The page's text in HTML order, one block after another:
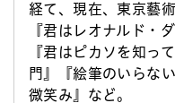
経て、現在、東京藝
『君はレオナルド・
『君はピカソを知っ
門』『絵筆のいらな
微笑み』など。